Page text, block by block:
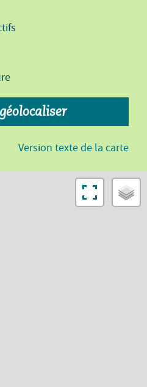
Version texte de la carte